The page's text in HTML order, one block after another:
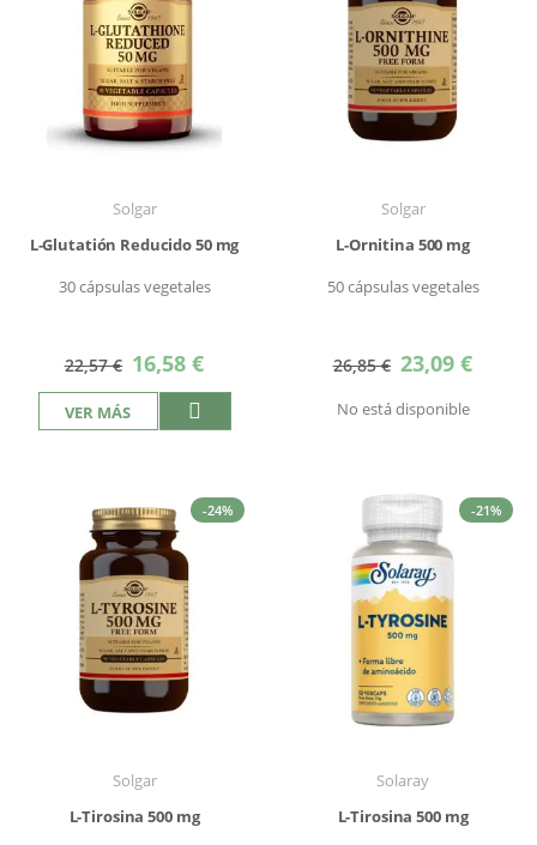
Solgar
L-Glutatión Reducido 50 mg
30 cápsulas vegetales
22,57 € Precio
especial
16,58 €
VER MÁS
Solgar
L-Ornitina 500 mg
50 cápsulas vegetales
26,85 € Precio
especial
23,09 €
No está disponible
-24%
Solgar
L-Tirosina 500 mg
-21%
Solaray
L-Tirosina 500 mg